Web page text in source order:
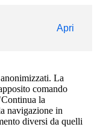
Apri
La
comando
la
navigazione in
diversi da quelli